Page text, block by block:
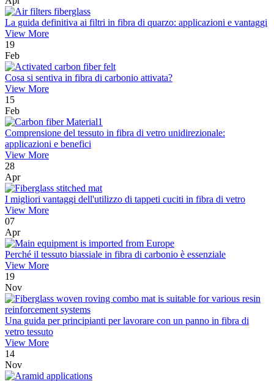
La guida definitiva ai filtri in fibra di quarzo: applicazioni e vantaggi
View More
19
Feb
Cosa si sentiva in fibra di carbonio attivata?
View More
15
Feb
Comprensione del tessuto in fibra di vetro unidirezionale:
applicazioni e benefici
View More
28
Apr
I migliori vantaggi dell'utilizzo di tappeti cuciti in fibra di vetro
View More
07
Apr
Perché il tessuto biassiale in fibra di carbonio è essenziale
View More
19
Nov
Una guida per principianti per lavorare con un panno in fibra di
vetro tessuto
View More
14
Nov